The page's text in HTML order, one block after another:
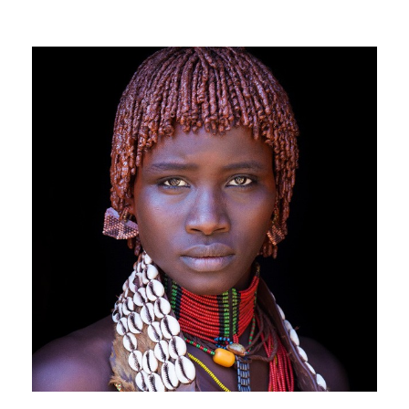
програма започва по булевард Реформа, последвана
от фото-пауза на Паметника на независимостта, чиято
колона е увенчана от златен ангел. Посещаваме
площада на трите култури в Тлателолко, където върху
руини от храм от предколумбовата епоха е построена
испанската църква Св. Якоб, заобиколен от
високоиздигащи се съвременни сгради. Следва обяд
на терасата на ресторант с гледка към централния
площад Сокало (площада на Конституцията).
Програмата продължава с пешеходна разходка из
площада като ще започнем с Националния дворец с
9-те стенописа на Диего Ривера, рисувани между 1929
и 1951 г. и описващи мексиканската цивилизация от
пристигането на бог Кетцалкоатл (Пернатата змия на
езика на ацтеките) до постреволюционния период.
Продължаваме с разглеждане на останките от древния
Теночтитлан (някога най-големият град и столица на